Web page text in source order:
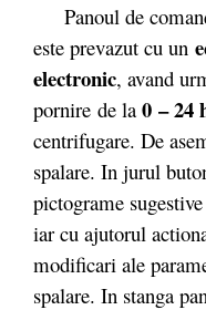
Panoul de
este prevazut cu un
electronic, avand
pornire de la 0 – 24
centrifugare. De
spalare. In jurul
pictograme
iar cu ajutorul
modificari ale
spalare. In stanga